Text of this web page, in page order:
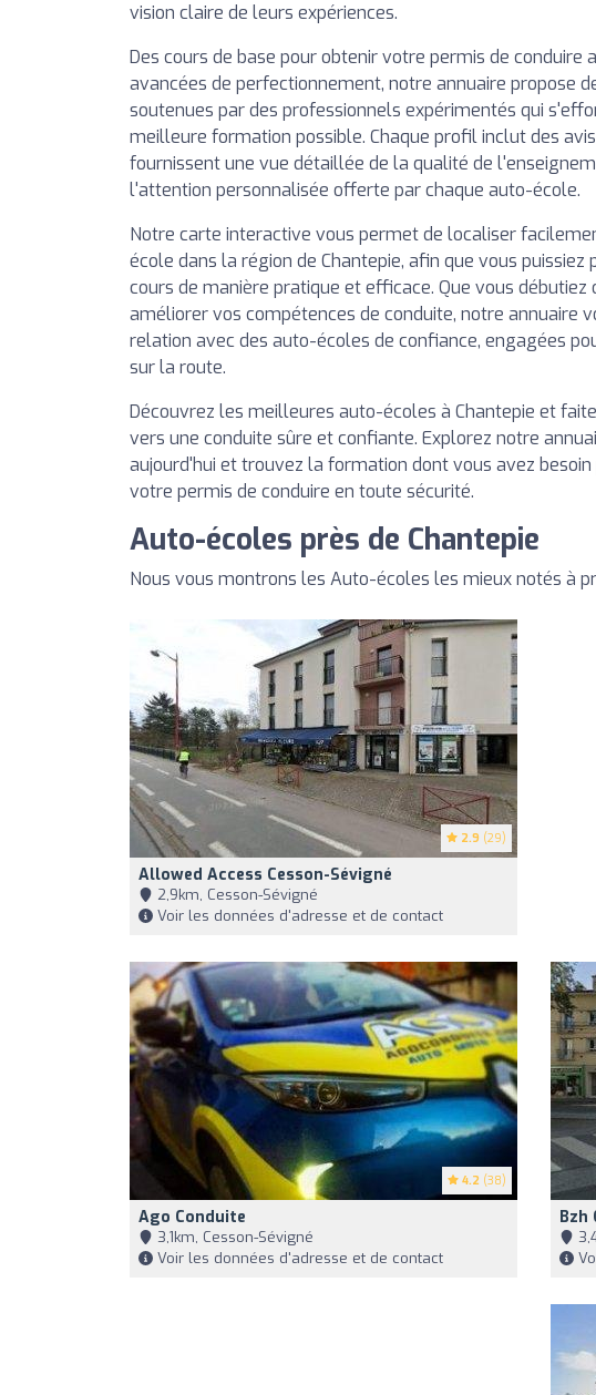
vision claire de leurs expériences.
Des cours de base pour obtenir votre permis de conduire
avancées de perfectionnement, notre annuaire propose
soutenues par des professionnels expérimentés qui
meilleure formation possible. Chaque profil inclut des
fournissent une vue détaillée de la qualité de
l'attention personnalisée offerte par chaque auto-école.
Notre carte interactive vous permet de localiser
école dans la région de Chantepie, afin que vous puissiez
cours de manière pratique et efficace. Que vous débutiez
améliorer vos compétences de conduite, notre annuaire
relation avec des auto-écoles de confiance, engagées
sur la route.
Découvrez les meilleures auto-écoles à Chantepie et
vers une conduite sûre et confiante. Explorez notre
aujourd'hui et trouvez la formation dont vous avez
votre permis de conduire en toute sécurité.
Auto-écoles près de Chantepie
Nous vous montrons les Auto-écoles les mieux notés à
2.9 (29)
Allowed Access Cesson-Sévigné
2,9km, Cesson-Sévigné
Voir les données d'adresse et de contact
4.2 (38)
Ago Conduite
3,1km, Cesson-Sévigné
Voir les données d'adresse et de contact
Bzh